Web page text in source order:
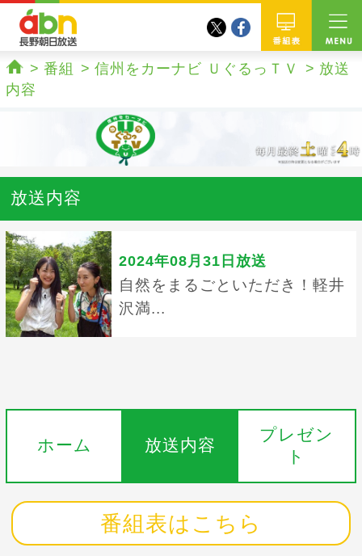
番組
twitterfacebook
ホーム
番組 信州をカーナビ ＵぐるっＴＶ
放送
内容
放送内容
2024年08月31日放送
自然をまるごといただき！軽井
沢満...
ホーム 放送内容
プレゼン
ト
番組表はこちら